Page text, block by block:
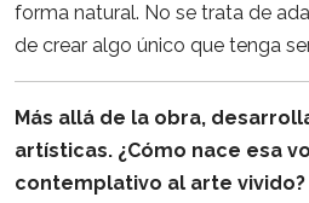
forma natural. No se trata de
de crear algo único que tenga
Más allá de la obra,
artísticas. ¿Cómo nace esa
contemplativo al arte vivido?